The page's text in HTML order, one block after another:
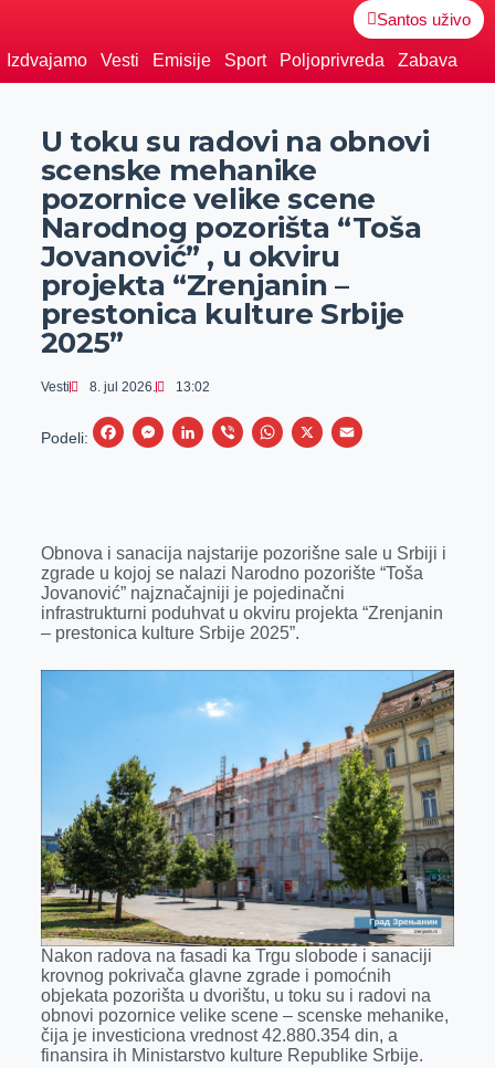
Santos uživo
Izdvajamo Vesti Emisije Sport Poljoprivreda Zabava
U toku su radovi na obnovi
scenske mehanike
pozornice velike scene
Narodnog pozorišta “Toša
Jovanović” , u okviru
projekta “Zrenjanin –
prestonica kulture Srbije
2025”
Vesti 8. jul 2026. 13:02
Podeli:
F
b
o
o
M
e
n
g
L
e
d
I
V
r
W
s
A
p
X
E
l
Obnova i sanacija najstarije pozorišne sale u Srbiji i
zgrade u kojoj se nalazi Narodno pozorište “Toša
Jovanović” najznačajniji je pojedinačni
infrastrukturni poduhvat u okviru projekta “Zrenjanin
– prestonica kulture Srbije 2025”.
Nakon radova na fasadi ka Trgu slobode i sanaciji
krovnog pokrivača glavne zgrade i pomoćnih
objekata pozorišta u dvorištu, u toku su i radovi na
obnovi pozornice velike scene – scenske mehanike,
čija je investiciona vrednost 42.880.354 din, a
finansira ih Ministarstvo kulture Republike Srbije.